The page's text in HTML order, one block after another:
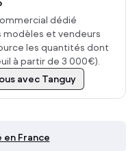
dédié
et vendeurs
les quantités dont
à partir de 3 000€).
avec Tanguy
en France